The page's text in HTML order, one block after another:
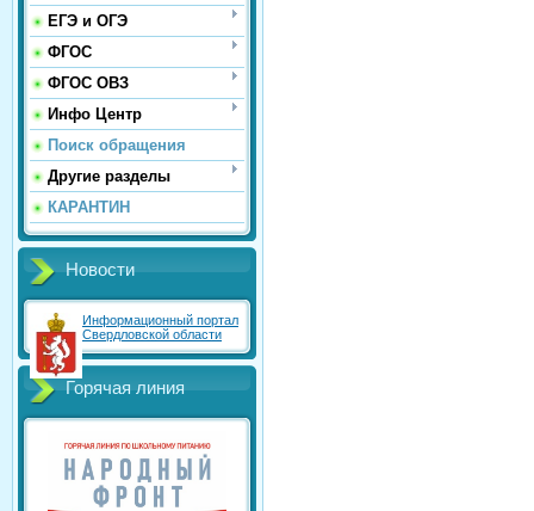
ЕГЭ и ОГЭ
ФГОС
ФГОС ОВЗ
Инфо Центр
Поиск обращения
Другие разделы
КАРАНТИН
Новости
Информационный портал
Свердловской области
Горячая линия